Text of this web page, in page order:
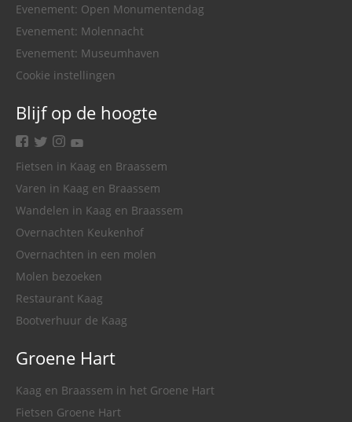
Evenement: Open Monumentendag
Evenement: Molennacht
Evenement: Museumhaven
Cookie instellingen
Blijf op de hoogte
facebook
twitterinstagram
youtube
Fietsen in Kaag en Braassem
Varen in Kaag en Braassem
Wandelen in Kaag en Braassem
Overnachten Keukenhof
Overnachten in een molen
Molen bezoeken
Restaurant Kaag
Bootverhuur de Kaag
Groene Hart
Kaag en Braassem in het Groene Hart
Fietsen Groene Hart